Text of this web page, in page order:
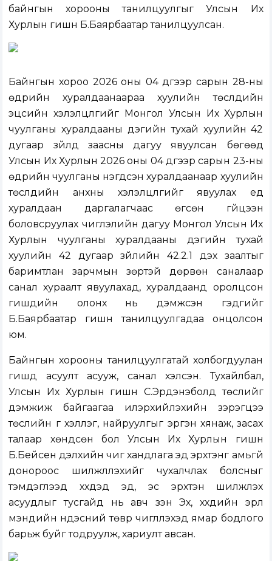
байнгын хорооны танилцуулгыг Улсын Их
Хурлын гишүүн Б.Баярбаатар танилцуулсан.
Байнгын хороо 2026 оны 04 дүгээр сарын 28-ны
өдрийн хуралдаанаараа хуулийн төслүүдийн
эцсийн хэлэлцүүлгийг Монгол Улсын Их Хурлын
чуулганы хуралдааны дэгийн тухай хуулийн 42
дугаар зүйлд заасны дагуу явуулсан бөгөөд
Улсын Их Хурлын 2026 оны 04 дүгээр сарын 23-ны
өдрийн чуулганы нэгдсэн хуралдаанаар хуулийн
төслүүдийн анхны хэлэлцүүлгийг явуулах үед
хуралдаан даргалагчаас өгсөн гүйцээн
боловсруулах чиглэлийн дагуу Монгол Улсын Их
Хурлын чуулганы хуралдааны дэгийн тухай
хуулийн 42 дугаар зүйлийн 42.2.1 дэх заалтыг
баримтлан зарчмын зөрүүтэй дөрвөн саналаар
санал хураалт явуулахад, хуралдаанд оролцсон
гишүүдийн олонх нь дэмжсэн гэдгийг
Б.Баярбаатар гишүүн танилцуулгадаа онцолсон
юм.
Байнгын хорооны танилцуулгатай холбогдуулан
гишүүд асуулт асууж, санал хэлсэн. Тухайлбал,
Улсын Их Хурлын гишүүн С.Эрдэнэболд төслийг
дэмжиж байгаагаа илэрхийлэхийн зэрэгцээ
төслийн үг хэллэг, найруулгыг эргэн хянаж, засах
талаар хөндсөн бол Улсын Их Хурлын гишүүн
Б.Бейсен дэлхийн чиг хандлага эд эрхтэнг амьгүй
донороос шилжлүүлэхийг чухалчлах болсныг
тэмдэглээд хүүхдэд эд, эс эрхтэн шилжүүлэх
асуудлыг тусгайд нь авч үзэн Эх, хүүхдийн эрүүл
мэндийн үндэсний төврүү чиглүүлэхэд ямар бодлого
барьж буйг тодруулж, хариулт авсан.